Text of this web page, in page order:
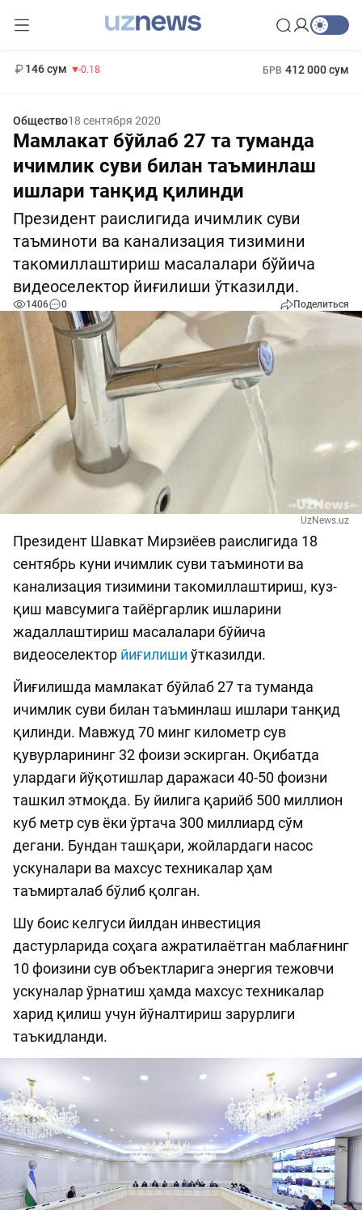
146 сум -0.18 БРВ 412 000 сум
Общество18 сентября 2020
Мамлакат бўйлаб 27 та туманда
ичимлик суви билан таъминлаш
ишлари танқид қилинди
Президент раислигида ичимлик суви
таъминоти ва канализация тизимини
такомиллаштириш масалалари бўйича
видеоселектор йиғилиши ўтказилди.
1406 0 Поделиться
UzNews.uz
Президент Шавкат Мирзиёев раислигида 18
сентябрь куни ичимлик суви таъминоти ва
канализация тизимини такомиллаштириш, куз-
қиш мавсумига тайёргарлик ишларини
жадаллаштириш масалалари бўйича
видеоселектор йиғилиши ўтказилди.
Йиғилишда мамлакат бўйлаб 27 та туманда
ичимлик суви билан таъминлаш ишлари танқид
қилинди. Мавжуд 70 минг километр сув
қувурларининг 32 фоизи эскирган. Оқибатда
улардаги йўқотишлар даражаси 40-50 фоизни
ташкил этмоқда. Бу йилига қарийб 500 миллион
куб метр сув ёки ўртача 300 миллиард сўм
дегани. Бундан ташқари, жойлардаги насос
ускуналари ва махсус техникалар ҳам
таъмирталаб бўлиб қолган.
Шу боис келгуси йилдан инвестиция
дастурларида соҳага ажратилаётган маблағнинг
10 фоизини сув объектларига энергия тежовчи
ускуналар ўрнатиш ҳамда махсус техникалар
харид қилиш учун йўналтириш зарурлиги
таъкидланди.